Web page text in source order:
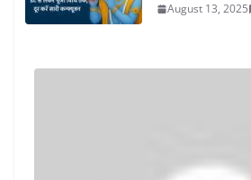
August 13, 2025